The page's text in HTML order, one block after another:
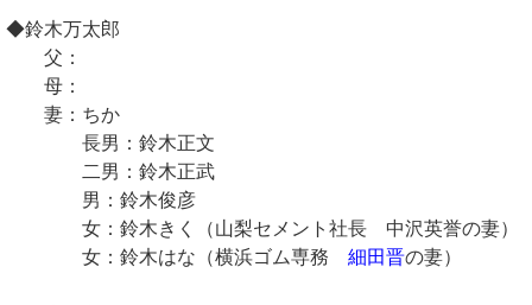
◆鈴木万太郎
父：
母：
妻：ちか
長男：鈴木正文
二男：鈴木正武
男：鈴木俊彦
女：鈴木きく（山梨セメント社長 中沢英誉の妻）
女：鈴木はな（横浜ゴム専務 細田晋の妻）